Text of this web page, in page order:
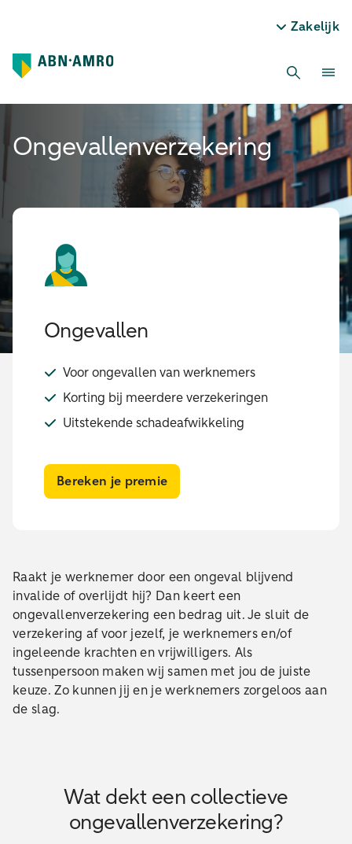
Zakelijk
Ongevallen­verzekering
Ongevallen
Voor ongevallen van werknemers
Korting bij meerdere verzekeringen
Uitstekende schadeafwikkeling
Bereken je premie
Raakt je werknemer door een ongeval blijvend
invalide of overlijdt hij? Dan keert een
ongevallenverzekering een bedrag uit. Je sluit de
verzekering af voor jezelf, je werknemers en/of
ingeleende krachten en vrijwilligers. Als
tussenpersoon maken wij samen met jou de juiste
keuze. Zo kunnen jij en je werknemers zorgeloos aan
de slag.
Wat dekt een collectieve
ongevallenverzekering?